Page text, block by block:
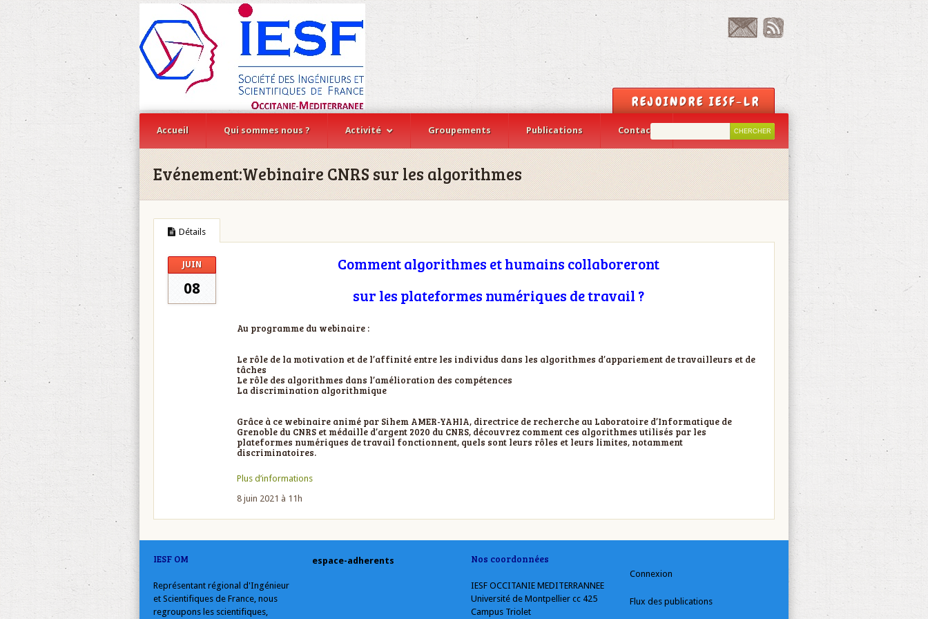
REJOINDRE IESF-LR
Accueil Qui sommes nous ? Activité Groupements Publications Contact
Evénement:Webinaire CNRS sur les algorithmes
Détails
JUIN
08
Comment algorithmes et humains collaboreront
sur les plateformes numériques de travail ?
Au programme du webinaire :
Le rôle de la motivation et de l’affinité entre les individus dans les algorithmes d’appariement de travailleurs et de
tâches
Le rôle des algorithmes dans l’amélioration des compétences
La discrimination algorithmique
Grâce à ce webinaire animé par Sihem AMER-YAHIA, directrice de recherche au Laboratoire d’Informatique de
Grenoble du CNRS et médaille d’argent 2020 du CNRS, découvrez comment ces algorithmes utilisés par les
plateformes numériques de travail fonctionnent, quels sont leurs rôles et leurs limites, notamment
discriminatoires.
Plus d’informations
8 juin 2021 à 11h
IESF OM
Représentant régional d'Ingénieur
et Scientifiques de France, nous
regroupons les scientifiques,
espace-adherents Nos coordonnées
IESF OCCITANIE MEDITERRANNEE
Université de Montpellier cc 425
Campus Triolet
Connexion
Flux des publications